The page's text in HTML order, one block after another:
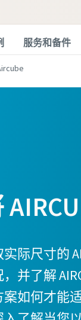
服务和备件
实际尺寸的
并了解
案如何才能